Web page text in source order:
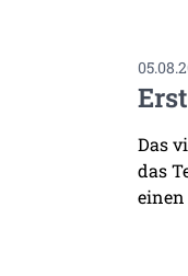
Das
das
einen